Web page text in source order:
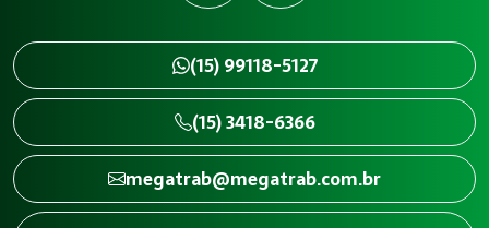
(15) 99118-5127
(15) 3418-6366
megatrab@megatrab.com.br